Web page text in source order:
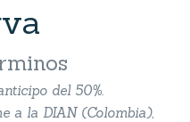
del 50%.
a la DIAN (Colombia),